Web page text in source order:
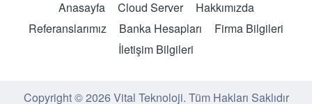
Anasayfa Cloud Server
Hakkımızda
Referanslarımız
Banka Hesapları
Firma Bilgileri
İletişim Bilgileri
Copyright © 2026 Vital Teknoloji. Tüm Hakları Saklıdır